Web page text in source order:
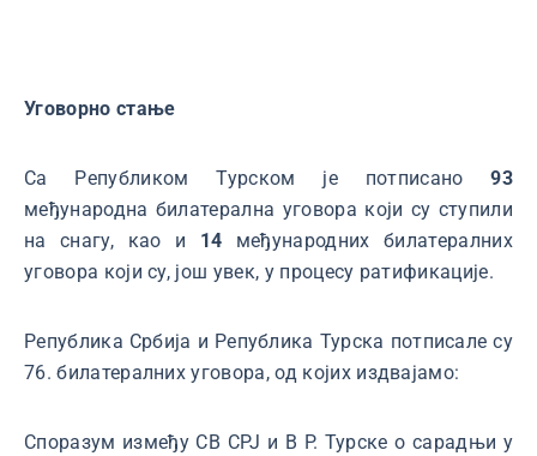
Уговорно стање
Са Републиком Турском је потписано93
међународна билатерална уговора који су ступили
на снагу, као и 14 међународних билатералних
уговора који су, још увек, у процесу ратификације.
Република Србија и Република Турска потписале су
76. билатералних уговора, од којих издвајамо:
Споразум између СВ СРЈ и В Р. Турске о сарадњи у